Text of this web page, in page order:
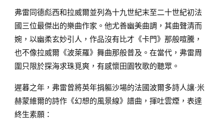
弗雷同德彪西和拉威爾並列為十九世紀末至二十世紀初法
國三位最傑出的樂曲作家。他尤善幽美曲調，其曲聲清而
婉，以幽柔玄妙引人，作品沒有比才《卡門》那般喧騰，
也不像拉威爾《波萊羅》舞曲那般普及。在當代，弗雷周
圍只限於探海求珠覓爽，有感懷田園牧歌的聽眾。
遲暮之年，弗雷曾將英年捐軀沙場的法國波爾多詩人讓·米
赫蒙維爾的詩作《幻想的風景線》譜曲，揮吐雲煙，表達
終生素願：